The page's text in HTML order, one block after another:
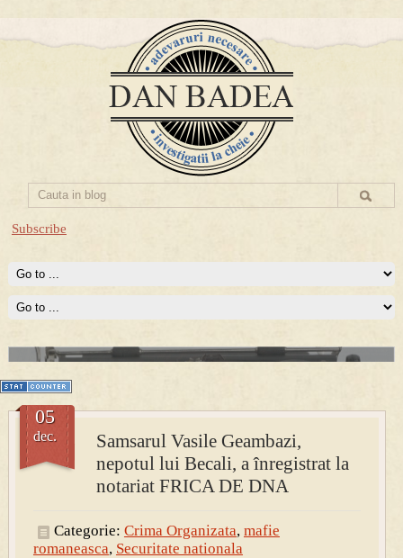
Subscribe
PRESA
Permise pentru vânătoarea de porci în costume, cu gulere albe
Prima mea carte publicata (Nemira)
Averea Presedintelui: prima lucrare despre controversatele
conturi secrete ale Securitatii.
Samsarul Vasile Geambazi,
nepotul lui Becali, a înregistrat la
notariat FRICA DE DNA
05
dec.
Categorie: Crima Organizata, mafie
romaneasca, Securitate nationala